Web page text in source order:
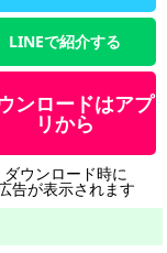
LINEで紹介する
ンロードはアプ
リから
ダウンロード時に
告が表示されます